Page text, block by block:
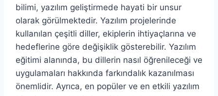
bilimi, yazılım geliştirmede hayati bir unsur
olarak görülmektedir. Yazılım projelerinde
kullanılan çeşitli diller, ekiplerin ihtiyaçlarına ve
hedeflerine göre değişiklik gösterebilir. Yazılım
eğitimi alanında, bu dillerin nasıl öğrenileceği ve
uygulamaları hakkında farkındalık kazanılması
önemlidir. Ayrıca, en popüler ve en etkili yazılım